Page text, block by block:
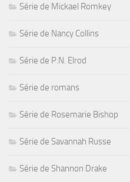
Série de Mickael Romkey
Série de Nancy Collins
Série de P.N. Elrod
Série de romans
Série de Rosemarie Bishop
Série de Savannah Russe
Série de Shannon Drake